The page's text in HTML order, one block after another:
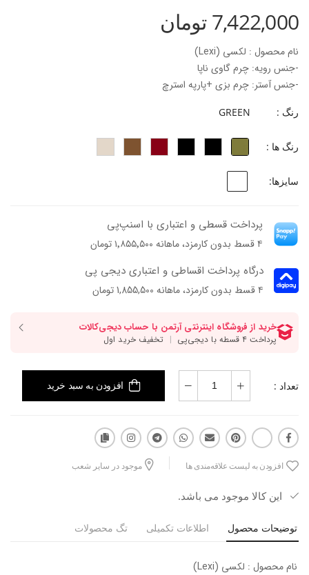
7,422,000 تومان
نام محصول : لکسی (Lexi)
-جنس رویه: چرم گاوی ناپا
-جنس آستر: چرم بزی +پارپه استرچ
رنگ : GREEN
رنگ ها :
سایزها:
پرداخت قسطی و اعتباری با اسنپ‌پی
۴ قسط بدون کارمزد، ماهانه ۱٬۸۵۵٬۵۰۰ تومان
درگاه پرداخت اقساطی و اعتباری دیجی پی
۴ قسط بدون کارمزد، ماهانه 1,855,500 تومان
تعداد : افزودن به سبد خرید
افزودن به لیست علاقه‌مندی ها موجود در سایر شعب
این کالا موجود می باشد.
توضیحات محصول اطلاعات تکمیلی تگ محصولات
نام محصول : لکسی (Lexi)